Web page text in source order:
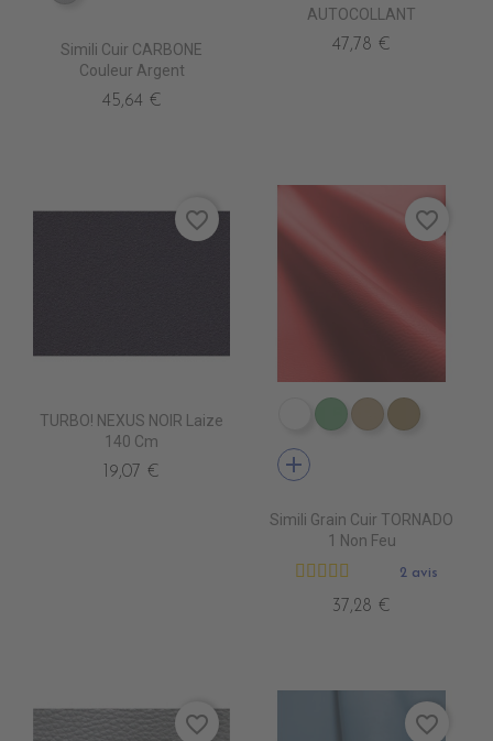
Simili Cuir CARBONE
Couleur Argent
45,64 €
AUTOCOLLANT
47,78 €
TURBO! NEXUS NOIR Laize
140 Cm
19,07 €
favorite_border
EN3000 NEIGE
EN3010EN3020EN3030
add
Simili Grain Cuir TORNADO
1 Non Feu
2 avis
37,28 €
favorite_border
favorite_border favorite_border